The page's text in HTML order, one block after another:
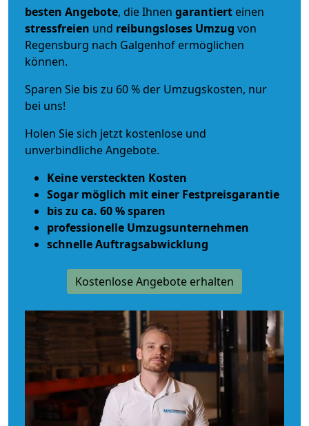
besten Angebote, die Ihnen garantiert einen
stressfreien und reibungsloses Umzug von
Regensburg nach Galgenhof ermöglichen
können.
Sparen Sie bis zu 60 % der Umzugskosten, nur
bei uns!
Holen Sie sich jetzt kostenlose und
unverbindliche Angebote.
Keine versteckten Kosten
Sogar möglich mit einer Festpreisgarantie
bis zu ca. 60 % sparen
professionelle Umzugsunternehmen
schnelle Auftragsabwicklung
Kostenlose Angebote erhalten